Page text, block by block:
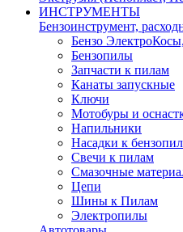
ИНСТРУМЕНТЫ
Бензоинструмент,
Бензо
Бензопилы
Запчасти к пилам
Канаты запускные
Ключи
Мотобуры и
Напильники
Насадки к
Свечи к пилам
Смазочные
Цепи
Шины к Пилам
Электропилы